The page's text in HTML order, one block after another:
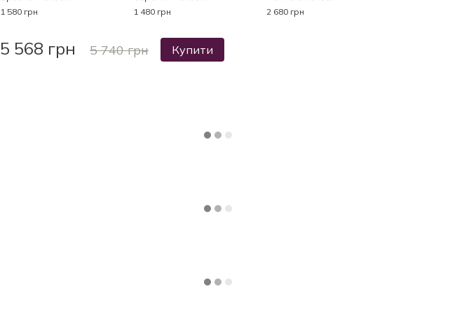
1 580 грн
1 480 грн
2 680 грн
5 568 грн 5 740 грн Купити